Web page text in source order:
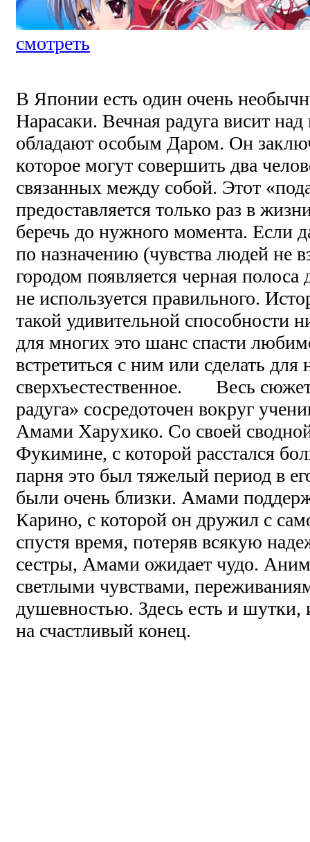
смотреть
В Японии есть один очень
Нарасаки. Вечная радуга висит
обладают особым Даром. Он
которое могут совершить два
связанных между собой. Этот
предоставляется только раз в
беречь до нужного момента. Если
по назначению (чувства людей не
городом появляется черная полоса
не используется правильного.
такой удивительной способности
для многих это шанс спасти
встретиться с ним или сделать для
сверхъестественное. Весь
радуга» сосредоточен вокруг
Амами Харухико. Со своей
Фукимине, с которой расстался
парня это был тяжелый период в
были очень близки. Амами
Карино, с которой он дружил с
спустя время, потеряв всякую
сестры, Амами ожидает чудо.
светлыми чувствами,
душевностью. Здесь есть и шутки,
на счастливый конец.